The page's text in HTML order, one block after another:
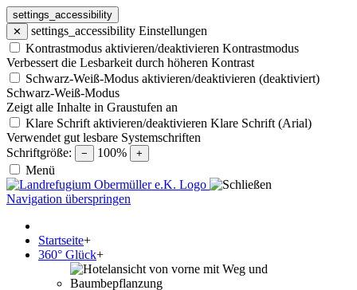
settings_accessibility
✕
settings_accessibility Einstellungen
Kontrastmodus aktivieren/deaktivieren Kontrastmodus
Verbessert die Lesbarkeit durch höheren Kontrast
Schwarz-Weiß-Modus aktivieren/deaktivieren (deaktiviert)
Schwarz-Weiß-Modus
Zeigt alle Inhalte in Graustufen an
Klare Schrift aktivieren/deaktivieren Klare Schrift (Arial)
Verwendet gut lesbare Systemschriften
Schriftgröße:
− 100% +
Menü
Navigation überspringen
Startseite+
360° Glück+